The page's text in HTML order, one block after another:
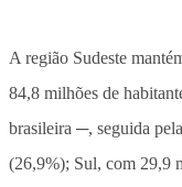
A região Sudeste
84,8 milhões de
brasileira ─, seguida
(26,9%); Sul, com 29,9